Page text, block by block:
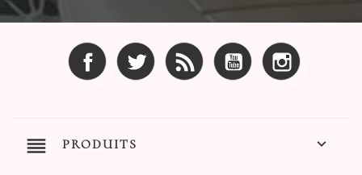
Facebook Twitter Rss YouTube
reorder PRODUITS 